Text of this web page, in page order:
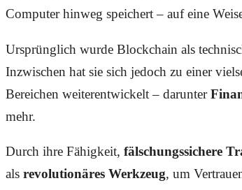
Computer hinweg speichert – auf eine
Ursprünglich wurde Blockchain als
Inzwischen hat sie sich jedoch zu einer
Bereichen weiterentwickelt – darunter
mehr.
Durch ihre Fähigkeit, fälschungssichere
als revolutionäres Werkzeug, um